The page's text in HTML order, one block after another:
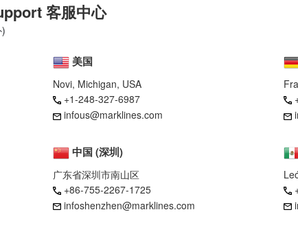
客服中心
美国
Novi, Michigan, USA
+1-248-327-6987
infous@marklines.com
中国 (深圳)
广东省深圳市南山区
+86-755-2267-1725
infoshenzhen@marklines.com